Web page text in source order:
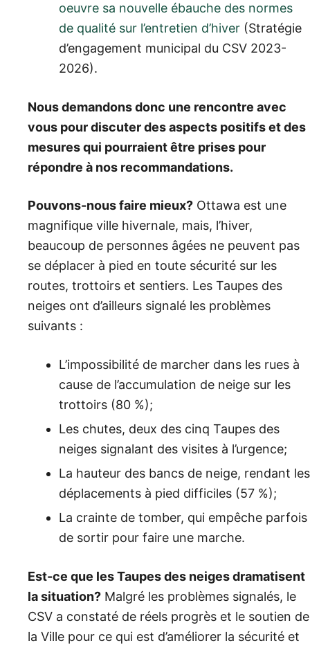
oeuvre sa nouvelle ébauche des normes
de qualité sur l’entretien d’hiver (Stratégie
d’engagement municipal du CSV 2023-
2026).
Nous demandons donc une rencontre avec
vous pour discuter des aspects positifs et des
mesures qui pourraient être prises pour
répondre à nos recommandations.
Pouvons-nous faire mieux? Ottawa est une
magnifique ville hivernale, mais, l’hiver,
beaucoup de personnes âgées ne peuvent pas
se déplacer à pied en toute sécurité sur les
routes, trottoirs et sentiers. Les Taupes des
neiges ont d’ailleurs signalé les problèmes
suivants :
L’impossibilité de marcher dans les rues à
cause de l’accumulation de neige sur les
trottoirs (80 %);
Les chutes, deux des cinq Taupes des
neiges signalant des visites à l’urgence;
La hauteur des bancs de neige, rendant les
déplacements à pied difficiles (57 %);
La crainte de tomber, qui empêche parfois
de sortir pour faire une marche.
Est-ce que les Taupes des neiges dramatisent
la situation? Malgré les problèmes signalés, le
CSV a constaté de réels progrès et le soutien de
la Ville pour ce qui est d’améliorer la sécurité et